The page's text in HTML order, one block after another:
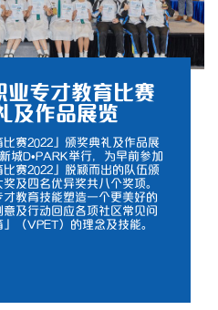
业专才教育比赛
及作品展览
比赛2022」颁奖典礼及作品展
城D•PARK举行，为早前参加
比赛2022」脱颖而出的队伍颁
及四名优异奖共八个奖项。
教育技能塑造一个更美好的
及行动回应各项社区常见问
（VPET）的理念及技能。